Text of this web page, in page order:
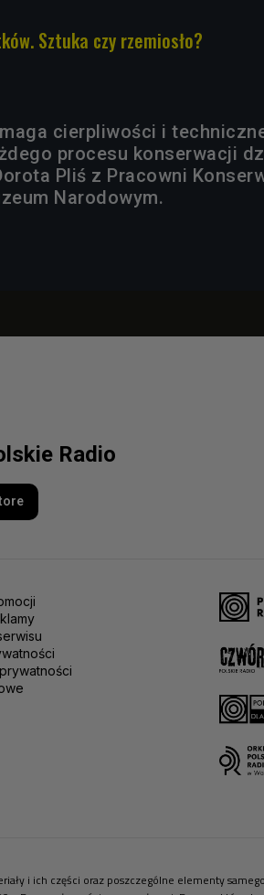
Sztuka czy rzemiosło?
cierpliwości i
procesu konserwacji
Pliś z Pracowni
Narodowym.
Radio
i ich części oraz poszczególne elementy